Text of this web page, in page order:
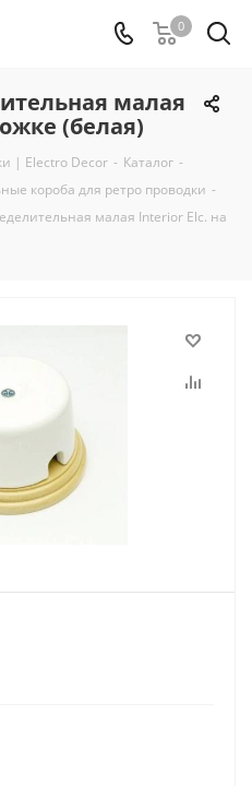
0
малая
(белая)
| Electro Decor - Каталог -
короба для ретро проводки -
малая Interior Elc. на